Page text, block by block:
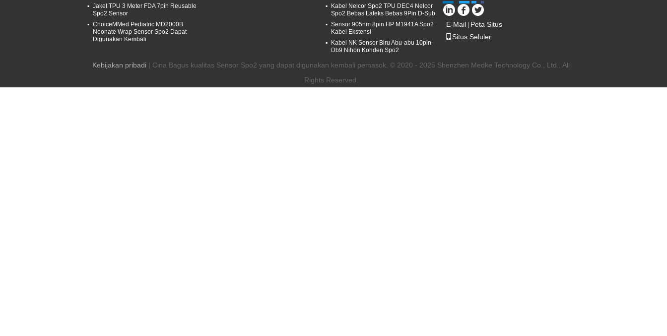
Jaket TPU 3 Meter FDA 7pin Reusable
Spo2 Sensor
ChoiceMMed Pediatric MD2000B
Neonate Wrap Sensor Spo2 Dapat
Digunakan Kembali
Kabel Nelcor Spo2 TPU DEC4 Nelcor
Spo2 Bebas Lateks Bebas 9Pin D-Sub
Sensor 905nm 8pin HP M1941A Spo2
Kabel Ekstensi
Kabel NK Sensor Biru Abu-abu 10pin-
Db9 Nihon Kohden Spo2
E-Mail | Peta Situs
Situs Seluler
Kebijakan pribadi | Cina Bagus kualitas Sensor Spo2 yang dapat digunakan kembali pemasok. © 2020 - 2025 Shenzhen Medke Technology Co., Ltd.. All
Rights Reserved.